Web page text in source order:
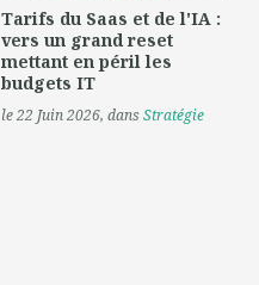
Tarifs du Saas et de l'IA :
vers un grand reset
mettant en péril les
budgets IT
le 22 Juin 2026, dansStratégie